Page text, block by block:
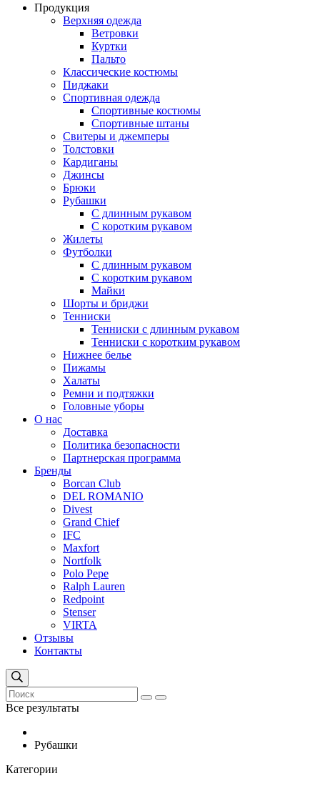
Продукция
Верхняя одежда
Ветровки
Куртки
Пальто
Классические костюмы
Пиджаки
Спортивная одежда
Спортивные костюмы
Спортивные штаны
Свитеры и джемперы
Толстовки
Кардиганы
Джинсы
Брюки
Рубашки
С длинным рукавом
С коротким рукавом
Жилеты
Футболки
С длинным рукавом
С коротким рукавом
Майки
Шорты и бриджи
Тенниски
Тенниски с длинным рукавом
Тенниски с коротким рукавом
Нижнее белье
Пижамы
Халаты
Ремни и подтяжки
Головные уборы
О нас
Доставка
Политика безопасности
Партнерская программа
Бренды
Borcan Club
DEL ROMANIO
Divest
Grand Chief
IFC
Maxfort
Nortfolk
Polo Pepe
Ralph Lauren
Redpoint
Stenser
VIRTA
Отзывы
Контакты
Все результаты
Рубашки
Категории